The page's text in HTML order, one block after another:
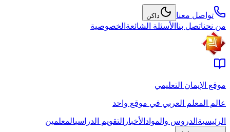
تواصل معنا داكن
من نحناتصل بنا الأسئلة الشائعة الخصوصية
موقع الإيمان التعليمي
عالم المعلم العربي في موقع واحد
الرئيسية الدروس والمواد الأخبار التقويم الدراسيالمعلمين